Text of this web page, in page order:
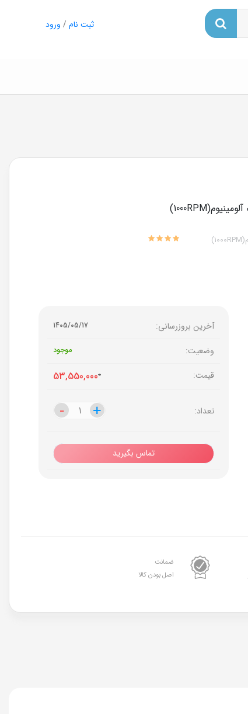
ثبت نام / ورود
آخرین بروزرسانی: 1405/05/17
وضعیت: موجود
قیمت: 53,550,0000
تعداد: +
- +
-
تماس بگیرید
ضمانت
اصل بودن کالا